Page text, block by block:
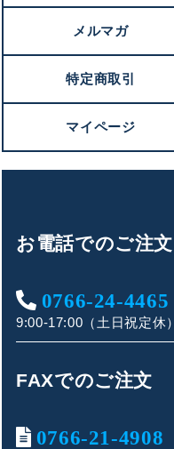
メルマガ
特定商取引
マイページ
お電話でのご注文
0766-24-4465
9:00-17:00（土日祝定休）
FAXでのご注文
0766-21-4908